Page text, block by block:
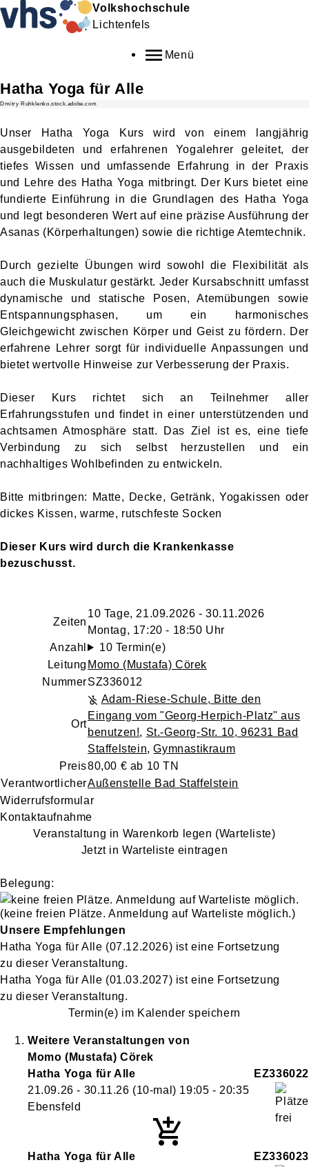
Volkshochschule
Lichtenfels
Menü
Hatha Yoga für Alle
Dmitry Ruhklenko.stock.adobe.com
Unser Hatha Yoga Kurs wird von einem langjährig
ausgebildeten und erfahrenen Yogalehrer geleitet, der
tiefes Wissen und umfassende Erfahrung in der Praxis
und Lehre des Hatha Yoga mitbringt. Der Kurs bietet eine
fundierte Einführung in die Grundlagen des Hatha Yoga
und legt besonderen Wert auf eine präzise Ausführung der
Asanas (Körperhaltungen) sowie die richtige Atemtechnik.
Durch gezielte Übungen wird sowohl die Flexibilität als
auch die Muskulatur gestärkt. Jeder Kursabschnitt umfasst
dynamische und statische Posen, Atemübungen sowie
Entspannungsphasen, um ein harmonisches
Gleichgewicht zwischen Körper und Geist zu fördern. Der
erfahrene Lehrer sorgt für individuelle Anpassungen und
bietet wertvolle Hinweise zur Verbesserung der Praxis.
Dieser Kurs richtet sich an Teilnehmer aller
Erfahrungsstufen und findet in einer unterstützenden und
achtsamen Atmosphäre statt. Das Ziel ist es, eine tiefe
Verbindung zu sich selbst herzustellen und ein
nachhaltiges Wohlbefinden zu entwickeln.
Bitte mitbringen: Matte, Decke, Getränk, Yogakissen oder
dickes Kissen, warme, rutschfeste Socken
Dieser Kurs wird durch die Krankenkasse
bezuschusst.
Zeiten
10 Tage, 21.09.2026 - 30.11.2026
Montag, 17:20 - 18:50 Uhr
Anzahl
10 Termin(e)
Leitung Momo (Mustafa) Cörek
NummerSZ336012
Ort
Adam-Riese-Schule, Bitte den
Eingang vom "Georg-Herpich-Platz" aus
benutzen!, St.-Georg-Str. 10, 96231 Bad
Staffelstein,Gymnastikraum
Preis80,00 € ab 10 TN
VerantwortlicherAußenstelle Bad Staffelstein
Widerrufsformular
Kontaktaufnahme
Veranstaltung in Warenkorb legen (Warteliste)
Jetzt in Warteliste eintragen
Belegung:
(keine freien Plätze. Anmeldung auf Warteliste möglich.)
Unsere Empfehlungen
Hatha Yoga für Alle (07.12.2026) ist eine Fortsetzung
zu dieser Veranstaltung.
Hatha Yoga für Alle (01.03.2027) ist eine Fortsetzung
zu dieser Veranstaltung.
Termin(e) im Kalender speichern
Weitere Veranstaltungen von
Momo (Mustafa) Cörek
Hatha Yoga für Alle
EZ336022
21.09.26 - 30.11.26 (10-mal) 19:05 - 20:35
Ebensfeld
Hatha Yoga für Alle
EZ336023